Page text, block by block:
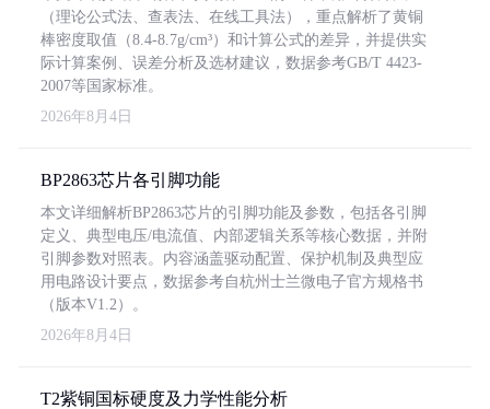
（理论公式法、查表法、在线工具法），重点解析了黄铜
棒密度取值（8.4-8.7g/cm³）和计算公式的差异，并提供实
际计算案例、误差分析及选材建议，数据参考GB/T 4423-
2007等国家标准。
2026年8月4日
BP2863芯片各引脚功能
本文详细解析BP2863芯片的引脚功能及参数，包括各引脚
定义、典型电压/电流值、内部逻辑关系等核心数据，并附
引脚参数对照表。内容涵盖驱动配置、保护机制及典型应
用电路设计要点，数据参考自杭州士兰微电子官方规格书
（版本V1.2）。
2026年8月4日
T2紫铜国标硬度及力学性能分析